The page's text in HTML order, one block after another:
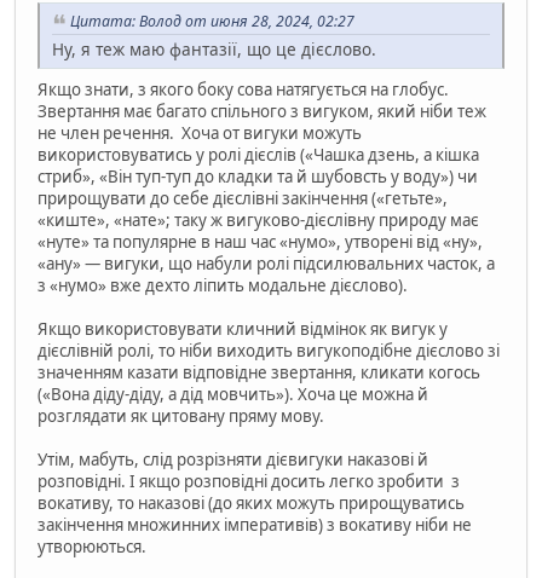
Цитата: Волод от июня 28, 2024, 02:27
Ну, я теж маю фантазії, що це дієслово.
Якщо знати, з якого боку сова натягується на глобус.
Звертання має багато спільного з вигуком, який ніби теж
не член речення. Хоча от вигуки можуть
використовуватись у ролі дієслів («Чашка дзень, а кішка
стриб», «Він туп-туп до кладки та й шубовсть у воду») чи
прирощувати до себе дієслівні закінчення («гетьте»,
«киште», «нате»; таку ж вигуково-дієслівну природу має
«нуте» та популярне в наш час «нумо», утворені від «ну»,
«ану» — вигуки, що набули ролі підсилювальних часток, а
з «нумо» вже дехто ліпить модальне дієслово).
Якщо використовувати кличний відмінок як вигук у
дієслівній ролі, то ніби виходить вигукоподібне дієслово зі
значенням казати відповідне звертання, кликати когось
(«Вона діду-діду, а дід мовчить»). Хоча це можна й
розглядати як цитовану пряму мову.
Утім, мабуть, слід розрізняти дієвигуки наказові й
розповідні. І якщо розповідні досить легко зробити з
вокативу, то наказові (до яких можуть прирощуватись
закінчення множинних імперативів) з вокативу ніби не
утворюються.